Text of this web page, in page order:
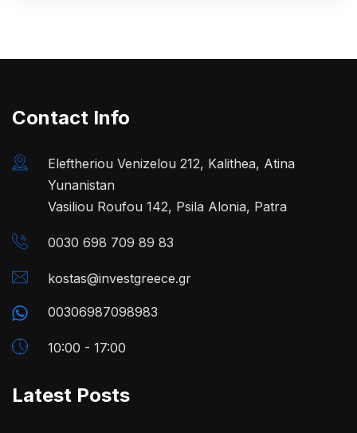
Contact Info
Eleftheriou Venizelou 212, Kalithea, Atina
Yunanistan
Vasiliou Roufou 142, Psila Alonia, Patra
0030 698 709 89 83
kostas@investgreece.gr
00306987098983
10:00 - 17:00
Latest Posts